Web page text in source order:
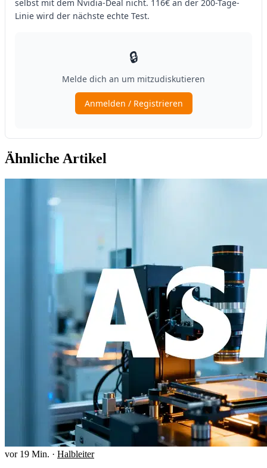
Ähnliche Artikel
vor 19 Min. · Halbleiter